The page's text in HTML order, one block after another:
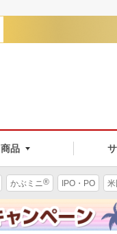
商品
かぶミニ® IPO・PO